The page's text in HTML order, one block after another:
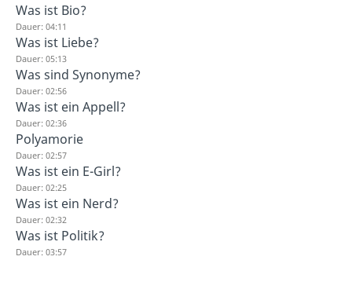
Was ist Bio?
Dauer: 04:11
Was ist Liebe?
Dauer: 05:13
Was sind Synonyme?
Dauer: 02:56
Was ist ein Appell?
Dauer: 02:36
Polyamorie
Dauer: 02:57
Was ist ein E-Girl?
Dauer: 02:25
Was ist ein Nerd?
Dauer: 02:32
Was ist Politik?
Dauer: 03:57